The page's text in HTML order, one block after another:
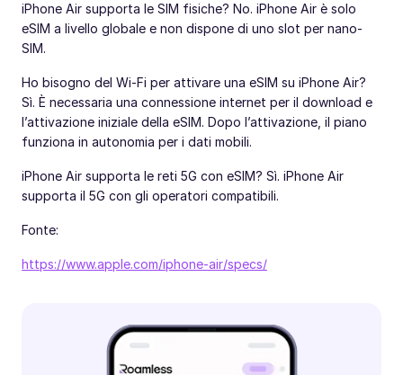
iPhone Air supporta le SIM fisiche? No. iPhone Air è solo
eSIM a livello globale e non dispone di uno slot per nano-
SIM.
Ho bisogno del Wi-Fi per attivare una eSIM su iPhone Air?
Sì. È necessaria una connessione internet per il download e
l’attivazione iniziale della eSIM. Dopo l’attivazione, il piano
funziona in autonomia per i dati mobili.
iPhone Air supporta le reti 5G con eSIM? Sì. iPhone Air
supporta il 5G con gli operatori compatibili.
Fonte:
https://www.apple.com/iphone-air/specs/